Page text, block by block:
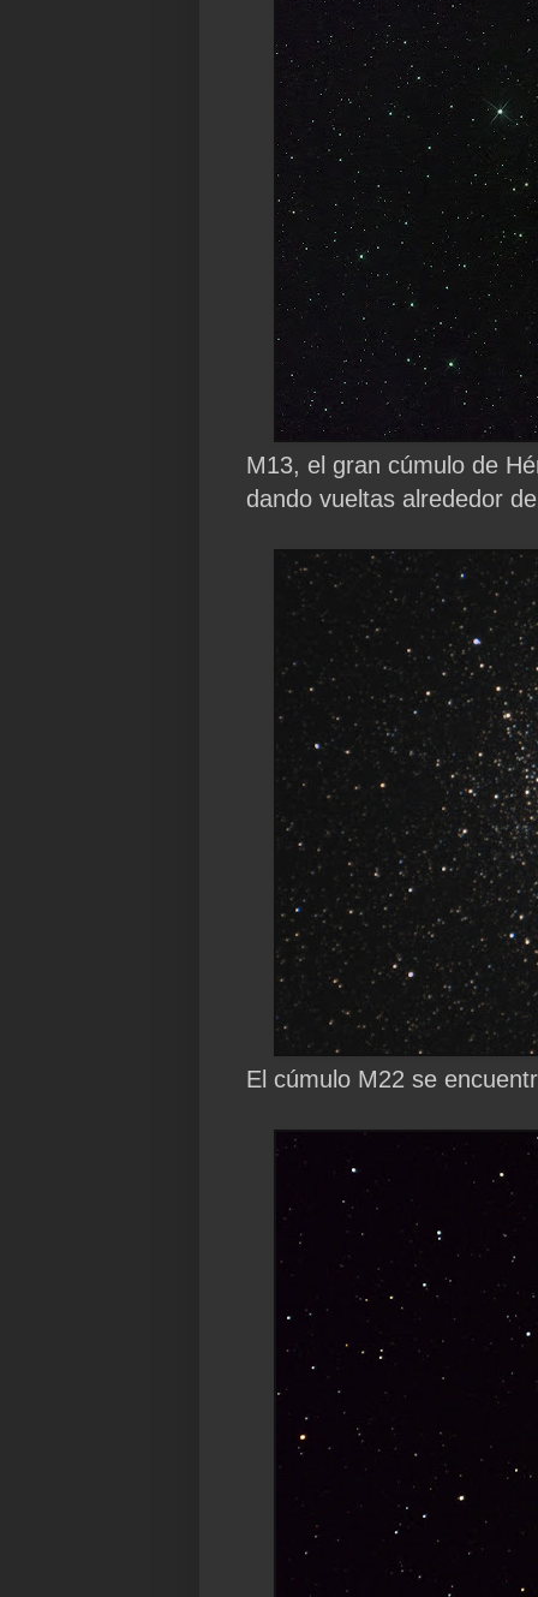
M13, el gran cúmulo de
dando vueltas alrededor
El cúmulo M22 se